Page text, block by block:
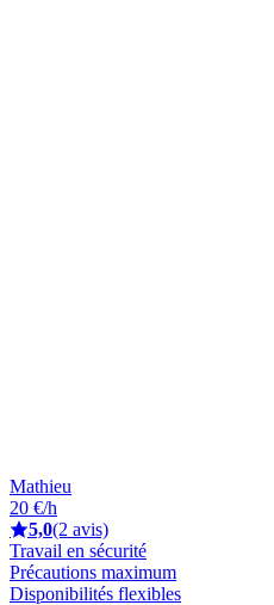
Mathieu
20 €/h
5,0(2 avis)
Travail en sécurité
Précautions maximum
Disponibilités flexibles